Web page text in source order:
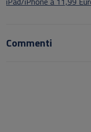
Commenti